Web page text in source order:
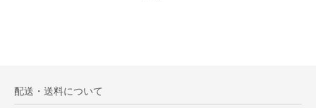
配送・送料について